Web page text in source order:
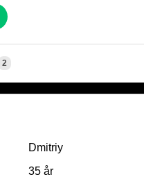
2
Dmitriy
35 år